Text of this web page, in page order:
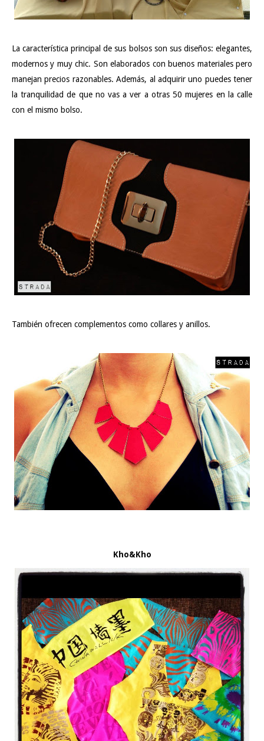
La característica principal de sus bolsos son sus diseños: elegantes,
modernos y muy chic. Son elaborados con buenos materiales pero
manejan precios razonables. Además, al adquirir uno puedes tener
la tranquilidad de que no vas a ver a otras 50 mujeres en la calle
con el mismo bolso.
También ofrecen complementos como collares y anillos.
Kho&Kho